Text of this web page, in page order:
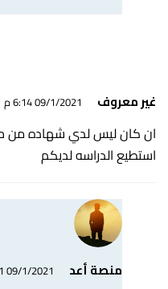
غير معروف 09/1/2021 6:14 م
ان كان ليس لدي شهاده
استطيع الدراسه لديكم
منصة أعد 09/1/2021 6:21 م